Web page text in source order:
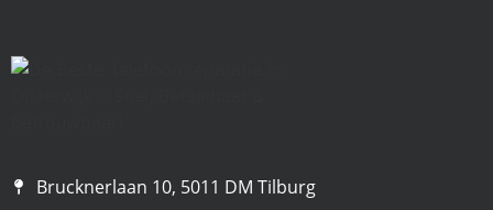
Brucknerlaan 10, 5011 DM Tilburg